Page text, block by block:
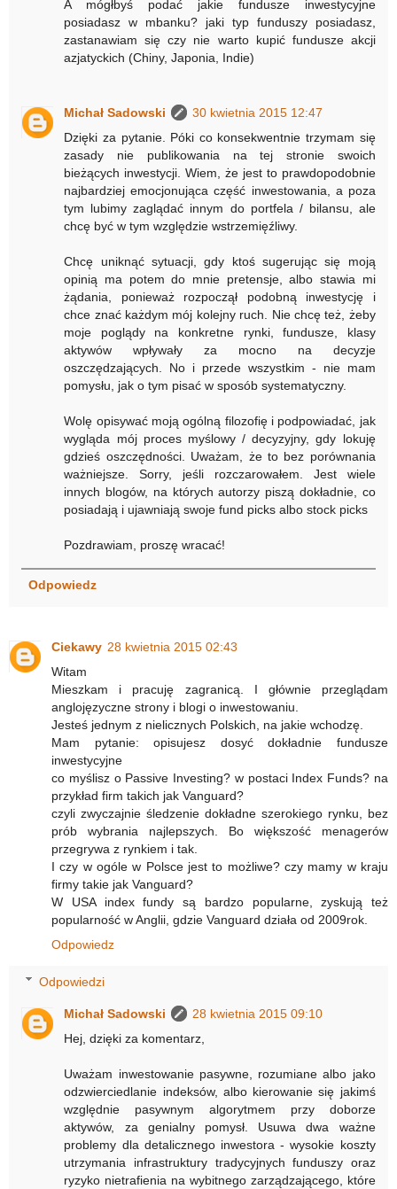
A mógłbyś podać jakie fundusze inwestycyjne
posiadasz w mbanku? jaki typ funduszy posiadasz,
zastanawiam się czy nie warto kupić fundusze akcji
azjatyckich (Chiny, Japonia, Indie)
Michał Sadowski
30 kwietnia 2015 12:47
Dzięki za pytanie. Póki co konsekwentnie trzymam się
zasady nie publikowania na tej stronie swoich
bieżących inwestycji. Wiem, że jest to prawdopodobnie
najbardziej emocjonująca część inwestowania, a poza
tym lubimy zaglądać innym do portfela / bilansu, ale
chcę być w tym względzie wstrzemięźliwy.
Chcę uniknąć sytuacji, gdy ktoś sugerując się moją
opinią ma potem do mnie pretensje, albo stawia mi
żądania, ponieważ rozpoczął podobną inwestycję i
chce znać każdym mój kolejny ruch. Nie chcę też, żeby
moje poglądy na konkretne rynki, fundusze, klasy
aktywów wpływały za mocno na decyzje
oszczędzających. No i przede wszystkim - nie mam
pomysłu, jak o tym pisać w sposób systematyczny.
Wolę opisywać moją ogólną filozofię i podpowiadać, jak
wygląda mój proces myślowy / decyzyjny, gdy lokuję
gdzieś oszczędności. Uważam, że to bez porównania
ważniejsze. Sorry, jeśli rozczarowałem. Jest wiele
innych blogów, na których autorzy piszą dokładnie, co
posiadają i ujawniają swoje fund picks albo stock picks
Pozdrawiam, proszę wracać!
Odpowiedz
Ciekawy 28 kwietnia 2015 02:43
Witam
Mieszkam i pracuję zagranicą. I głównie przeglądam
anglojęzyczne strony i blogi o inwestowaniu.
Jesteś jednym z nielicznych Polskich, na jakie wchodzę.
Mam pytanie: opisujesz dosyć dokładnie fundusze
inwestycyjne
co myślisz o Passive Investing? w postaci Index Funds? na
przykład firm takich jak Vanguard?
czyli zwyczajnie śledzenie dokładne szerokiego rynku, bez
prób wybrania najlepszych. Bo większość menagerów
przegrywa z rynkiem i tak.
I czy w ogóle w Polsce jest to możliwe? czy mamy w kraju
firmy takie jak Vanguard?
W USA index fundy są bardzo popularne, zyskują też
popularność w Anglii, gdzie Vanguard działa od 2009rok.
Odpowiedz
Odpowiedzi
Michał Sadowski
28 kwietnia 2015 09:10
Hej, dzięki za komentarz,
Uważam inwestowanie pasywne, rozumiane albo jako
odzwierciedlanie indeksów, albo kierowanie się jakimś
względnie pasywnym algorytmem przy doborze
aktywów, za genialny pomysł. Usuwa dwa ważne
problemy dla detalicznego inwestora - wysokie koszty
utrzymania infrastruktury tradycyjnych funduszy oraz
ryzyko nietrafienia na wybitnego zarządzającego, które